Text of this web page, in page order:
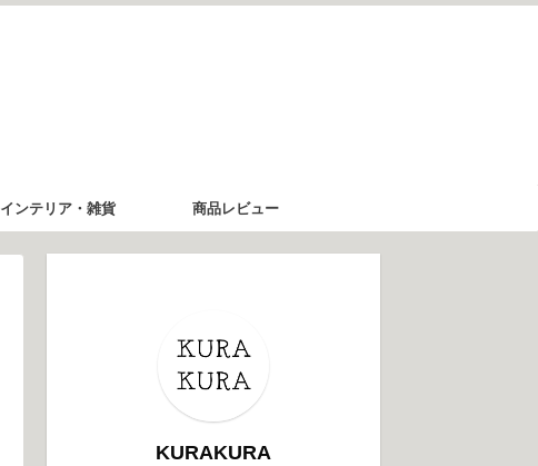
インテリア・雑貨 商品レビュー
KURAKURA